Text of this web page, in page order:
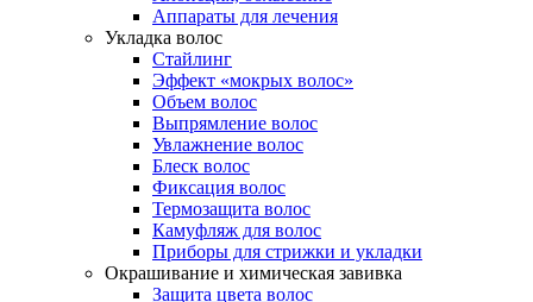
Аппараты для лечения
Укладка волос
Стайлинг
Эффект «мокрых волос»
Объем волос
Выпрямление волос
Увлажнение волос
Блеск волос
Фиксация волос
Термозащита волос
Камуфляж для волос
Приборы для стрижки и укладки
Окрашивание и химическая завивка
Защита цвета волос